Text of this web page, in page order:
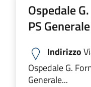
Ospedale
PS Generale
Indirizzo
Ospedale G.
Generale...